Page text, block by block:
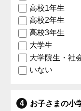
高校1年生
高校2年生
高校3年生
大学生
大学院生・社
いない
お子さまの小